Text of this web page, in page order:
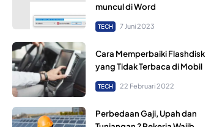
muncul di Word
TECH 7 Juni 2023
Cara Memperbaiki Flashdisk
yang Tidak Terbaca di Mobil
TECH 22 Februari 2022
Perbedaan Gaji, Upah dan